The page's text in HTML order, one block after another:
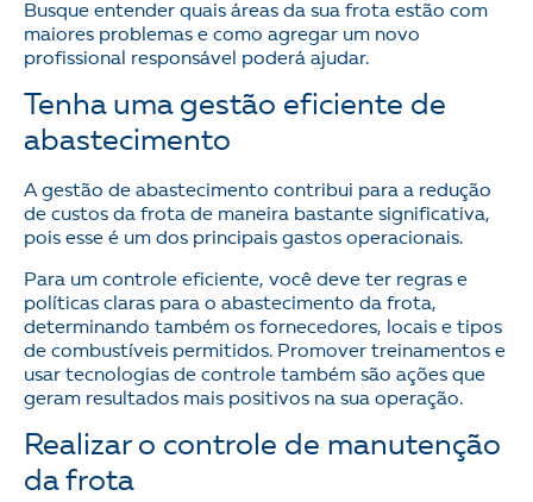
Busque entender quais áreas da sua frota estão com
maiores problemas e como agregar um novo
profissional responsável poderá ajudar.
Tenha uma gestão eficiente de
abastecimento
A gestão de abastecimento contribui para a redução
de custos da frota de maneira bastante significativa,
pois esse é um dos principais gastos operacionais.
Para um controle eficiente, você deve ter regras e
políticas claras para o abastecimento da frota,
determinando também os fornecedores, locais e tipos
de combustíveis permitidos. Promover treinamentos e
usar tecnologias de controle também são ações que
geram resultados mais positivos na sua operação.
Realizar o controle de manutenção
da frota